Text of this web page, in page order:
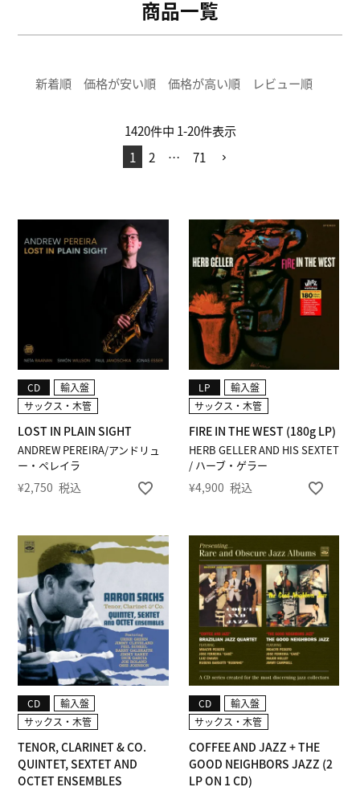
商品一覧
新着順 価格が安い順 価格が高い順 レビュー順
1420件中 1-20件表示
1
2 … 71
ANDREW PEREIRA/アンドリュ
ー・ペレイラ
LOST IN PLAIN SIGHT
CD
輸入盤
サックス・木管
¥2,750 税込
HERB GELLER AND HIS SEXTET
/ ハーブ・ゲラー
FIRE IN THE WEST (180g LP)
LP
輸入盤
サックス・木管
¥4,900 税込
TENOR, CLARINET & CO.
QUINTET, SEXTET AND
OCTET ENSEMBLES
CD
輸入盤
サックス・木管
COFFEE AND JAZZ + THE
GOOD NEIGHBORS JAZZ (2
LP ON 1 CD)
CD
輸入盤
サックス・木管